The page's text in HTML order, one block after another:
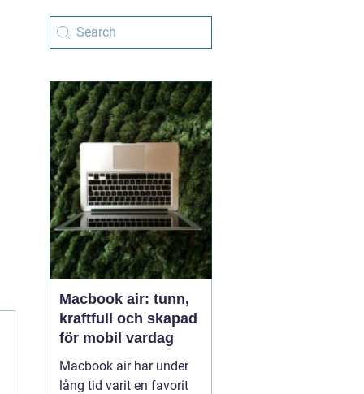
Macbook air: tunn,
kraftfull och skapad
för mobil vardag
Macbook air har under
lång tid varit en favorit